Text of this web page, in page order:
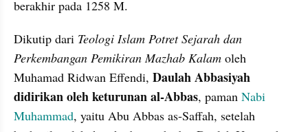
berakhir pada 1258 M.
Dikutip dari Teologi Islam Potret Sejarah dan
Perkembangan Pemikiran Mazhab Kalam oleh
Muhamad Ridwan Effendi, Daulah Abbasiyah
didirikan oleh keturunan al-Abbas, paman Nabi
Muhammad, yaitu Abu Abbas as-Saffah, setelah